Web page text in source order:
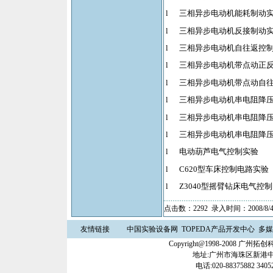
l
三相异步电动机能耗制动
l
三相异步电动机反接制动
l
三相异步电动机自往返控
l
三相异步电动机带点动正
l
三相异步电动机带点动自
l
三相异步电动机串电阻降
l
三相异步电动机串电阻降
l
三相异步电动机串电阻降
l
电动葫芦电气控制实验
l
C620型车床控制电路实验
l
Z3040型摇臂钻床电气控
点击数：2292 录入时间：2008/8/
友情链接 中国实验设备网 TOPEDA产品开发中心 多
Copyright@1998-2008 广州拓
地址:广州市海珠区新港
电话:020-88375882